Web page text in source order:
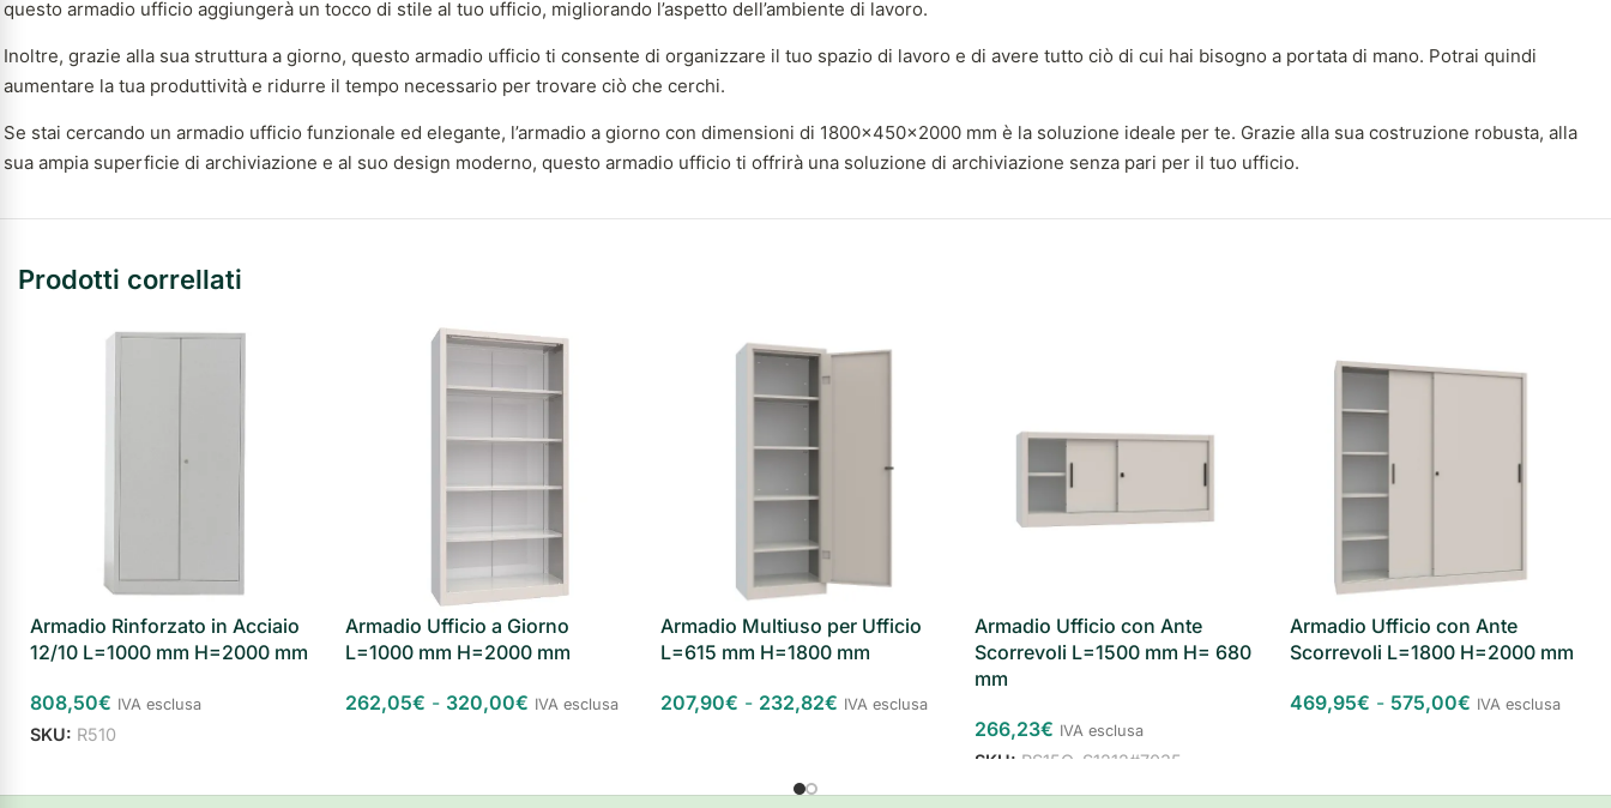
questo armadio ufficio aggiungerà un tocco di stile al tuo ufficio, migliorando l’aspetto dell’ambiente di lavoro.
Inoltre, grazie alla sua struttura a giorno, questo armadio ufficio ti consente di organizzare il tuo spazio di lavoro e di avere tutto ciò di cui hai bisogno a portata di mano. Potrai quindi
aumentare la tua produttività e ridurre il tempo necessario per trovare ciò che cerchi.
Se stai cercando un armadio ufficio funzionale ed elegante, l’armadio a giorno con dimensioni di 1800x450x2000 mm è la soluzione ideale per te. Grazie alla sua costruzione robusta, alla
sua ampia superficie di archiviazione e al suo design moderno, questo armadio ufficio ti offrirà una soluzione di archiviazione senza pari per il tuo ufficio.
Prodotti correllati
Armadio Rinforzato in Acciaio
12/10 L=1000 mm H=2000 mm
808,50€ IVA esclusa
SKU: R510
Armadio Ufficio a Giorno
L=1000 mm H=2000 mm
262,05€ - 320,00€ IVA esclusa
ESAURITO
Armadio Multiuso per Ufficio
L=615 mm H=1800 mm
207,90€ - 232,82€ IVA esclusa
Armadio Ufficio con Ante
Scorrevoli L=1500 mm H= 680
mm
266,23€ IVA esclusa
SKU: RS15O-S1212#7035
Armadio Ufficio con Ante
Scorrevoli L=1800 H=2000 mm
469,95€ - 575,00€ IVA esclusa